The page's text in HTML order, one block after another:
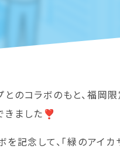
とのコラボのもと、福岡
きました❣
を記念して、「緑のアイ